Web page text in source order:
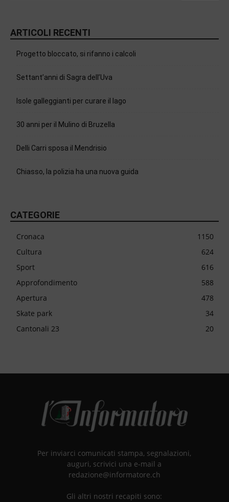
ARTICOLI RECENTI
Progetto bloccato, si rifanno i calcoli
Settant’anni di Sagra dell’Uva
Isole galleggianti per curare il lago
30 anni per il Mulino di Bruzella
Delli Carri sposa il Mendrisio
Chiasso, la polizia ha una nuova guida
CATEGORIE
Cronaca
1150
Cultura
624
Sport
616
Approfondimento
588
Apertura
478
Skate park
34
Cantonali 23
20
Per inviarci comunicati stampa, segnalazioni,
auguri, scrivici una e-mail a
redazione@informatore.ch
Gli altri nostri recapiti sono: